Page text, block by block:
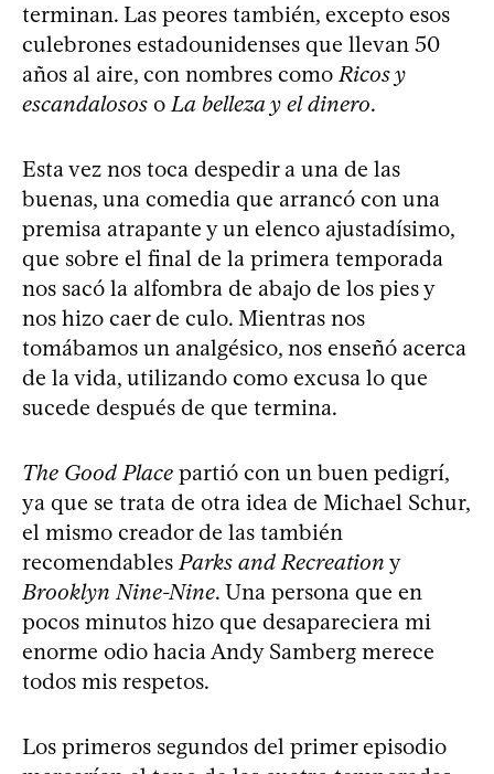
terminan. Las peores también, excepto esos
culebrones estadounidenses que llevan 50
años al aire, con nombres comoRicos y
escandalosos oLa belleza y el dinero.
Esta vez nos toca despedir a una de las
buenas, una comedia que arrancó con una
premisa atrapante y un elenco ajustadísimo,
que sobre el final de la primera temporada
nos sacó la alfombra de abajo de los pies y
nos hizo caer de culo. Mientras nos
tomábamos un analgésico, nos enseñó acerca
de la vida, utilizando como excusa lo que
sucede después de que termina.
The Good Place partió con un buen pedigrí,
ya que se trata de otra idea de Michael Schur,
el mismo creador de las también
recomendablesParks and Recreation y
Brooklyn Nine-Nine. Una persona que en
pocos minutos hizo que desapareciera mi
enorme odio hacia Andy Samberg merece
todos mis respetos.
Los primeros segundos del primer episodio